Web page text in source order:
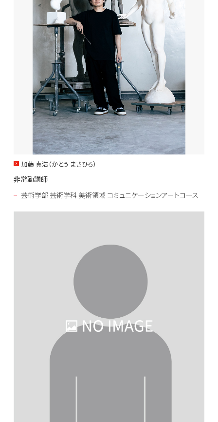
加藤 真浩（かとう まさひろ）
非常勤講師
芸術学部 芸術学科 美術領域 コミュニケーションアートコース